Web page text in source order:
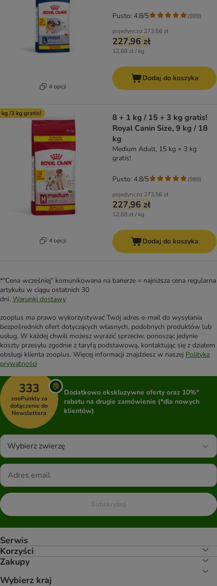
4 opcji
pojedynczo 273,56 zł
227,96 zł
12,68 zł / kg
Pusto: 4.8/5 (989)
Dodaj do koszyka
kg /3 kg gratis!
4 opcji
8 + 1 kg / 15 + 3 kg gratis!
Royal Canin Size, 9 kg / 18
kg
Medium Adult, 15 kg + 3 kg
gratis!
pojedynczo 273,56 zł
227,96 zł
12,68 zł / kg
Pusto: 4.8/5 (989)
Dodaj do koszyka
*"Cena wcześniej" komunikowana na banerze = najniższa cena regularna
artykułu w ciągu ostatnich 30
dni. Warunki dostawy
zooplus ma prawo wykorzystywać Twój adres e-mail do wysyłania
bezpośrednich ofert dotyczących własnych, podobnych produktów lub
usług. W każdej chwili możesz wyrazić sprzeciw, ponosząc jedynie
koszty przesyłu zgodnie z taryfą podstawową, kontaktując się z działem
obsługi klienta zooplus. Więcej informacji znajdziesz w naszej Polityka
prywatności
333
zooPunkty za
dołączenie do
Newslettera
Dodatkowo ekskluzywne oferty oraz 10%*
rabatu na drugie zamówienie (*dla nowych
klientów)
Wybierz zwierzę
Subskrybuj
Serwis
Korzyści
Zakupy
Wybierz kraj